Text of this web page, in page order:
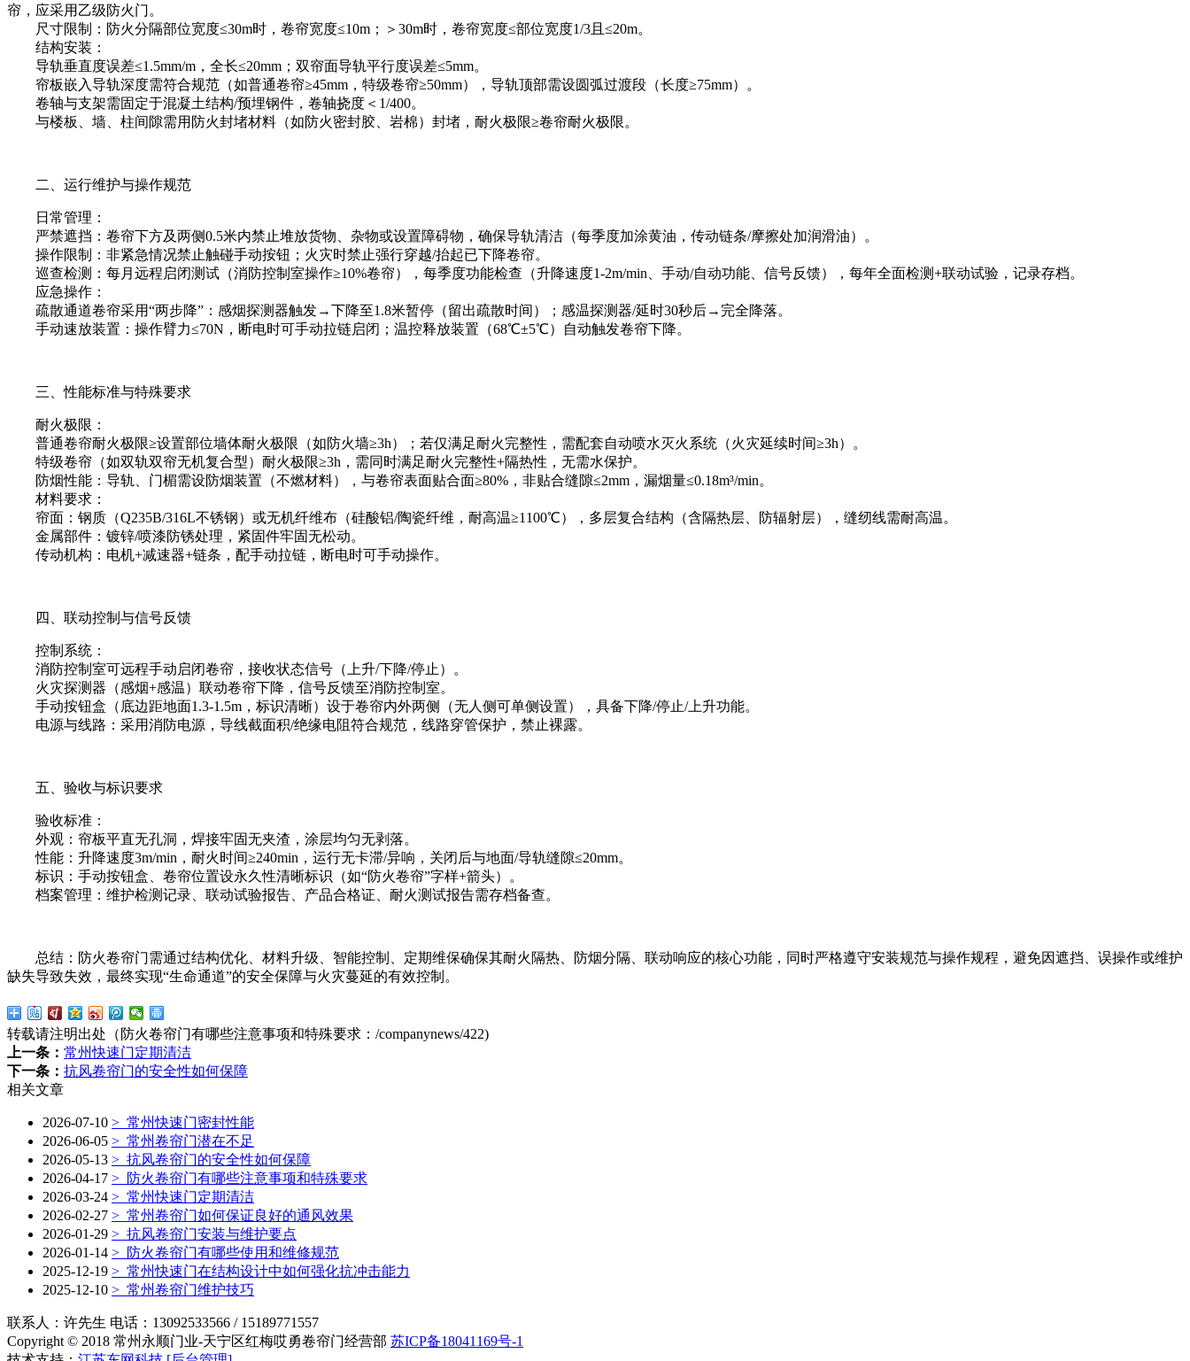
帘，应采用乙级防火门。
尺寸限制：防火分隔部位宽度≤30m时，卷帘宽度≤10m；＞30m时，卷帘宽度≤部位宽度1/3且≤20m。
结构安装：
导轨垂直度误差≤1.5mm/m，全长≤20mm；双帘面导轨平行度误差≤5mm。
帘板嵌入导轨深度需符合规范（如普通卷帘≥45mm，特级卷帘≥50mm），导轨顶部需设圆弧过渡段（长度≥75mm）。
卷轴与支架需固定于混凝土结构/预埋钢件，卷轴挠度＜1/400。
与楼板、墙、柱间隙需用防火封堵材料（如防火密封胶、岩棉）封堵，耐火极限≥卷帘耐火极限。
二、运行维护与操作规范
日常管理：
严禁遮挡：卷帘下方及两侧0.5米内禁止堆放货物、杂物或设置障碍物，确保导轨清洁（每季度加涂黄油，传动链条/摩擦处加润滑油）。
操作限制：非紧急情况禁止触碰手动按钮；火灾时禁止强行穿越/抬起已下降卷帘。
巡查检测：每月远程启闭测试（消防控制室操作≥10%卷帘），每季度功能检查（升降速度1-2m/min、手动/自动功能、信号反馈），每年全面检测+联动试验，记录存档。
应急操作：
疏散通道卷帘采用“两步降”：感烟探测器触发→下降至1.8米暂停（留出疏散时间）；感温探测器/延时30秒后→完全降落。
手动速放装置：操作臂力≤70N，断电时可手动拉链启闭；温控释放装置（68℃±5℃）自动触发卷帘下降。
三、性能标准与特殊要求
耐火极限：
普通卷帘耐火极限≥设置部位墙体耐火极限（如防火墙≥3h）；若仅满足耐火完整性，需配套自动喷水灭火系统（火灾延续时间≥3h）。
特级卷帘（如双轨双帘无机复合型）耐火极限≥3h，需同时满足耐火完整性+隔热性，无需水保护。
防烟性能：导轨、门楣需设防烟装置（不燃材料），与卷帘表面贴合面≥80%，非贴合缝隙≤2mm，漏烟量≤0.18m³/min。
材料要求：
帘面：钢质（Q235B/316L不锈钢）或无机纤维布（硅酸铝/陶瓷纤维，耐高温≥1100℃），多层复合结构（含隔热层、防辐射层），缝纫线需耐高温。
金属部件：镀锌/喷漆防锈处理，紧固件牢固无松动。
传动机构：电机+减速器+链条，配手动拉链，断电时可手动操作。
四、联动控制与信号反馈
控制系统：
消防控制室可远程手动启闭卷帘，接收状态信号（上升/下降/停止）。
火灾探测器（感烟+感温）联动卷帘下降，信号反馈至消防控制室。
手动按钮盒（底边距地面1.3-1.5m，标识清晰）设于卷帘内外两侧（无人侧可单侧设置），具备下降/停止/上升功能。
电源与线路：采用消防电源，导线截面积/绝缘电阻符合规范，线路穿管保护，禁止裸露。
五、验收与标识要求
验收标准：
外观：帘板平直无孔洞，焊接牢固无夹渣，涂层均匀无剥落。
性能：升降速度3m/min，耐火时间≥240min，运行无卡滞/异响，关闭后与地面/导轨缝隙≤20mm。
标识：手动按钮盒、卷帘位置设永久性清晰标识（如“防火卷帘”字样+箭头）。
档案管理：维护检测记录、联动试验报告、产品合格证、耐火测试报告需存档备查。
总结：防火卷帘门需通过结构优化、材料升级、智能控制、定期维保确保其耐火隔热、防烟分隔、联动响应的核心功能，同时严格遵守安装规范与操作规程，避免因遮挡、误操作或维护
缺失导致失效，最终实现“生命通道”的安全保障与火灾蔓延的有效控制。
转载请注明出处（防火卷帘门有哪些注意事项和特殊要求： /companynews/422)
上一条： 常州快速门定期清洁
下一条： 抗风卷帘门的安全性如何保障
相关文章
2026-07-10 > 常州快速门密封性能
2026-06-05 > 常州卷帘门潜在不足
2026-05-13 > 抗风卷帘门的安全性如何保障
2026-04-17 > 防火卷帘门有哪些注意事项和特殊要求
2026-03-24 > 常州快速门定期清洁
2026-02-27 > 常州卷帘门如何保证良好的通风效果
2026-01-29 > 抗风卷帘门安装与维护要点
2026-01-14 > 防火卷帘门有哪些使用和维修规范
2025-12-19 > 常州快速门在结构设计中如何强化抗冲击能力
2025-12-10 > 常州卷帘门维护技巧
联系人：许先生 电话：13092533566 / 15189771557
Copyright © 2018 常州永顺门业-天宁区红梅哎勇卷帘门经营部 苏ICP备18041169号-1